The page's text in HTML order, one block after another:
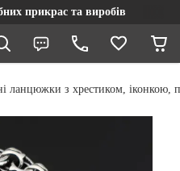
прикрас та виробів
ланцюжки з хрестиком, іконкою,